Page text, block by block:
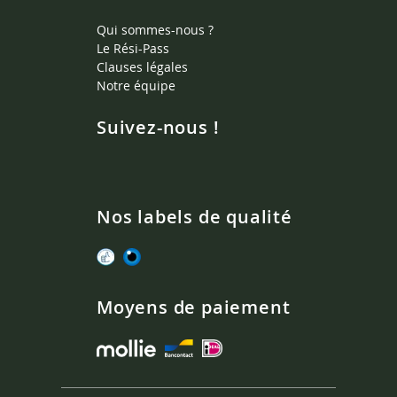
Qui sommes-nous ?
Le Rési-Pass
Clauses légales
Notre équipe
Suivez-nous !
Nos labels de qualité
Moyens de paiement